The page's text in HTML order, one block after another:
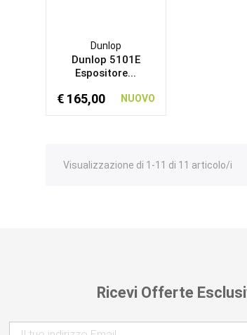
Dunlop
Dunlop 5101E
Espositore...
€ 165,00 NUOVO
Visualizzazione di 1-11 di 11 articolo/i
Ricevi Offerte